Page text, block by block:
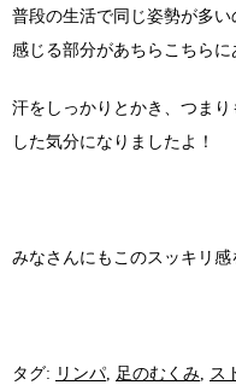
普段の生活で同じ姿勢が多
感じる部分があちらこちら
汗をしっかりとかき、つま
した気分になりましたよ！
みなさんにもこのスッキリ
タグ: リンパ 足のむくみ ス